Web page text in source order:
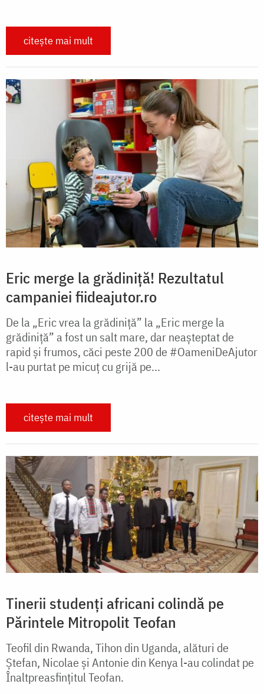
citește mai mult
Eric merge la grădiniță! Rezultatul
campaniei fiideajutor.ro
De la „Eric vrea la grădiniță” la „Eric merge la
grădiniță” a fost un salt mare, dar neașteptat de
rapid și frumos, căci peste 200 de #OameniDeAjutor
l-au purtat pe micuț cu grijă pe...
citește mai mult
Tinerii studenți africani colindă pe
Părintele Mitropolit Teofan
Teofil din Rwanda, Tihon din Uganda, alături de
Ștefan, Nicolae și Antonie din Kenya l-au colindat pe
Înaltpreasfințitul Teofan.